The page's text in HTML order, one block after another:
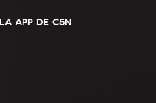
APP DE C5N